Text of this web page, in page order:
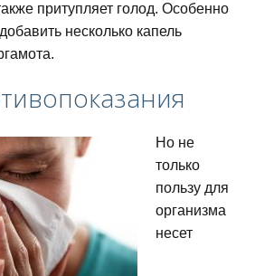
притупляет голод. Особенно
несколько капель
Но не
только
пользу для
организма
несет